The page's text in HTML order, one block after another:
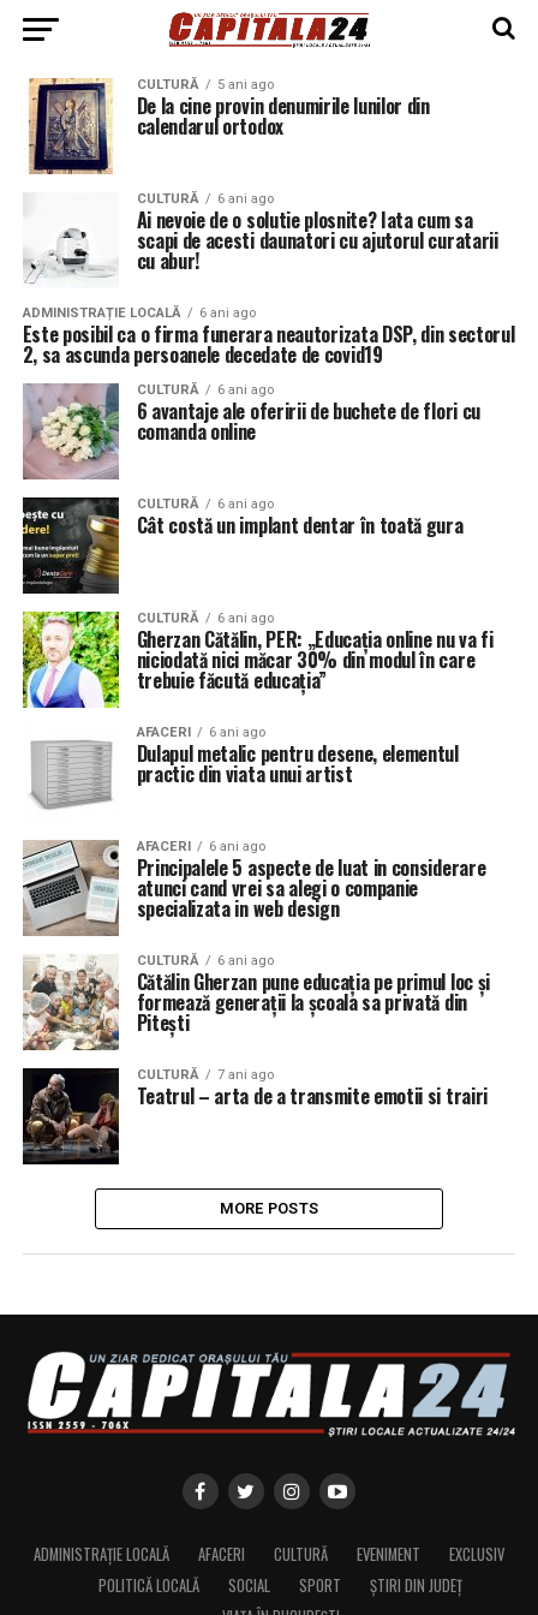
CULTURĂ 5 ani ago
De la cine provin denumirile lunilor din
calendarul ortodox
CULTURĂ 6 ani ago
Ai nevoie de o solutie plosnite? Iata cum sa
scapi de acesti daunatori cu ajutorul curatarii
cu abur!
ADMINISTRAȚIE LOCALĂ 6 ani ago
Este posibil ca o firma funerara neautorizata DSP, din sectorul
2, sa ascunda persoanele decedate de covid19
CULTURĂ 6 ani ago
6 avantaje ale oferirii de buchete de flori cu
comanda online
CULTURĂ 6 ani ago
Cât costă un implant dentar în toată gura
CULTURĂ 6 ani ago
Gherzan Cătălin, PER: „Educaţia online nu va fi
niciodată nici măcar 30% din modul în care
trebuie făcută educaţia”
AFACERI 6 ani ago
Dulapul metalic pentru desene, elementul
practic din viata unui artist
AFACERI 6 ani ago
Principalele 5 aspecte de luat in considerare
atunci cand vrei sa alegi o companie
specializata in web design
CULTURĂ 6 ani ago
Cătălin Gherzan pune educaţia pe primul loc şi
formează generaţii la şcoala sa privată din
Piteşti
CULTURĂ 7 ani ago
Teatrul – arta de a transmite emotii si trairi
MORE POSTS
ADMINISTRAȚIE LOCALĂ AFACERI CULTURĂ EVENIMENT
EXCLUSIV
POLITICĂ LOCALĂ
SOCIAL SPORT
ȘTIRI DIN JUDEȚ